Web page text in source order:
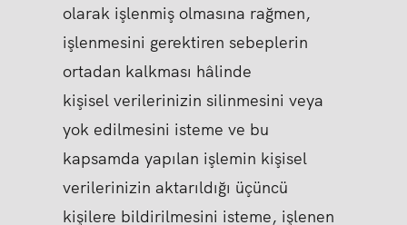
olarak işlenmiş olmasına rağmen,
işlenmesini gerektiren sebeplerin
ortadan kalkması hâlinde
kişisel verilerinizin silinmesini veya
yok edilmesini isteme ve bu
kapsamda yapılan işlemin kişisel
verilerinizin aktarıldığı üçüncü
kişilere bildirilmesini isteme, işlenen